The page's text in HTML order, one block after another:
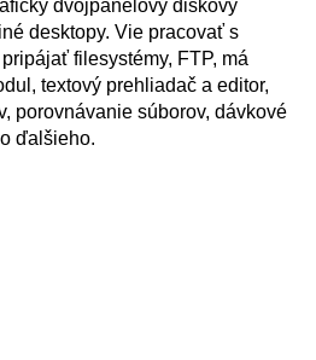
dvojpanelový diskový
desktopy. Vie pracovať s
filesystémy, FTP, má
textový prehliadač a editor,
porovnávanie súborov, dávkové
ďalšieho.